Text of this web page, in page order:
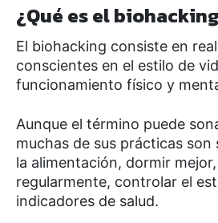
¿Qué es el
El biohacking consiste en
conscientes en el estilo de
funcionamiento físico y
Aunque el término puede
muchas de sus prácticas son
la alimentación, dormir
regularmente, controlar el
indicadores de salud.